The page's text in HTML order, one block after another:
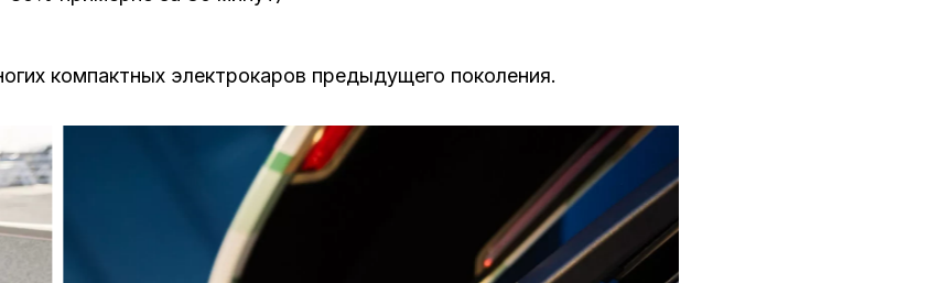
компактных электрокаров предыдущего поколения.